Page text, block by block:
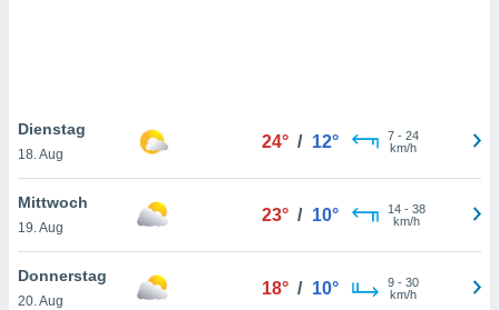
nicht
können
von
Dienstag
18. Aug
24° / 12° 7- 24
km/h
Mittwoch
19. Aug
23° / 10° 14- 38
km/h
Donnerstag
20. Aug
18° / 10° 9- 30
km/h